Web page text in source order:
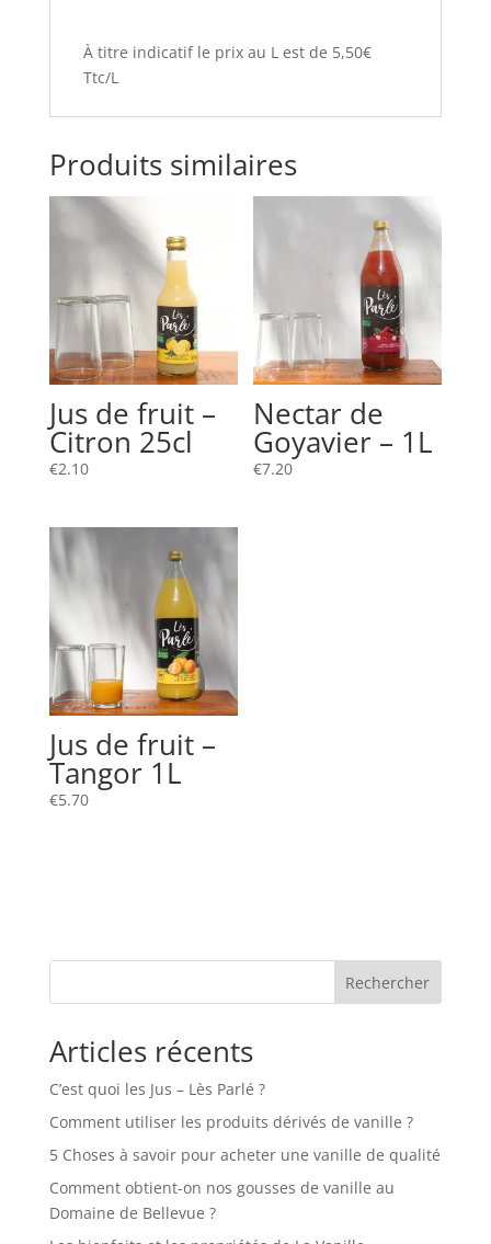
À titre indicatif le prix au L est de 5,50€
Ttc/L
Produits similaires
Jus de fruit –
Citron 25cl
€2.10
Nectar de
Goyavier – 1L
€7.20
Jus de fruit –
Tangor 1L
€5.70
Rechercher
Articles récents
C’est quoi les Jus – Lès Parlé ?
Comment utiliser les produits dérivés de vanille ?
5 Choses à savoir pour acheter une vanille de qualité
Comment obtient-on nos gousses de vanille au
Domaine de Bellevue ?